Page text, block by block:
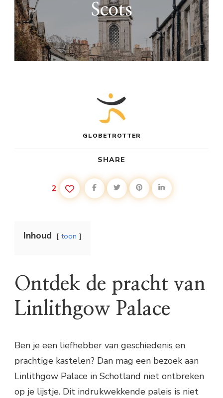
Scots
GLOBETROTTER
SHARE
2
Inhoud toon
Ontdek de pracht van
Linlithgow Palace
Ben je een liefhebber van geschiedenis en
prachtige kastelen? Dan mag een bezoek aan
Linlithgow Palace in Schotland niet ontbreken
op je lijstje. Dit indrukwekkende paleis is niet